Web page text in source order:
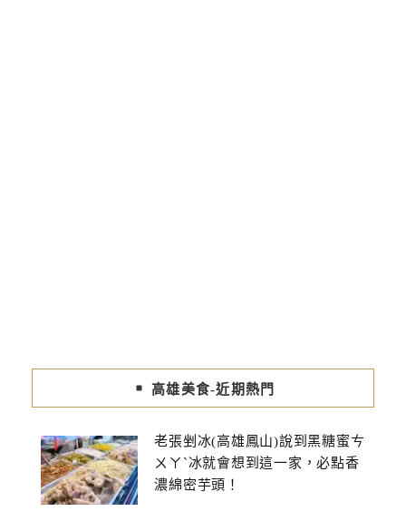
高雄美食-近期熱門
老張剉冰(高雄鳳山)說到黑糖蜜ㄘ
ㄨㄚˋ冰就會想到這一家，必點香
濃綿密芋頭！